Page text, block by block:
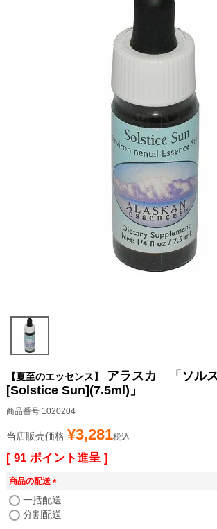
【夏至のエッセンス】
アラスカ 「ソル
[Solstice Sun](7.5ml)」
商品番号 1020204
当店販売価格 ¥3,281税込
[ 91 ポイント進呈 ]
商品の配送
(
必
須
一括配送
分割配送